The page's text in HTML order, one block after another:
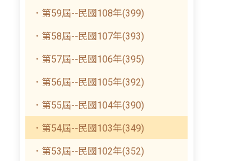
．第59屆--民國108年(399)
．第58屆--民國107年(393)
．第57屆--民國106年(395)
．第56屆--民國105年(392)
．第55屆--民國104年(390)
．第54屆--民國103年(349)
．第53屆--民國102年(352)